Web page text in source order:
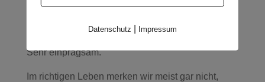
Unterfangen gehst, gegen eine Strömung
anzuschwimmen/anzutauchen.
Sehr einprägsam.
Im richtigen Leben merken wir meist gar nicht,
Datenschutz Impressum